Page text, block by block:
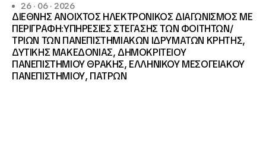
26 · 06 · 2026
ΔΙΕΘΝΗΣ ΑΝΟΙΧΤΟΣ ΗΛΕΚΤΡΟΝΙΚΟΣ ΔΙΑΓΩΝΙΣΜΟΣ ΜΕ
ΠΕΡΙΓΡΑΦΗ:ΥΠΗΡΕΣΙΕΣ ΣΤΕΓΑΣΗΣ ΤΩΝ ΦΟΙΤΗΤΩΝ/
ΤΡΙΩΝ ΤΩΝ ΠΑΝΕΠΙΣΤΗΜΙΑΚΩΝ ΙΔΡΥΜΑΤΩΝ KΡΗΤΗΣ,
ΔΥΤΙΚΗΣ ΜΑΚΕΔΟΝΙΑΣ, ΔΗΜΟΚΡΙΤΕΙΟΥ
ΠΑΝΕΠΙΣΤΗΜΙΟΥ ΘΡΑΚΗΣ, ΕΛΛΗΝΙΚΟΥ ΜΕΣΟΓΕΙΑΚΟΥ
ΠΑΝΕΠΙΣΤΗΜΙΟΥ, ΠΑΤΡΩΝ